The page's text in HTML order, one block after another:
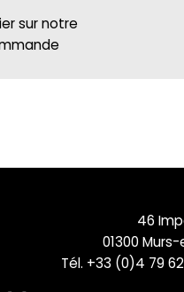
sur notre
46
01300
Tél. +33 (0)4 79